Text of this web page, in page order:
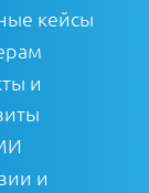
кейсы
и
и